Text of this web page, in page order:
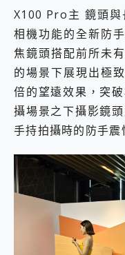
X100 Pro主 鏡頭與
相機功能的全新防
焦鏡頭搭配前所未
的場景下展現出極
倍的望遠效果，突
攝場景之下攝影鏡
手持拍攝時的防手震